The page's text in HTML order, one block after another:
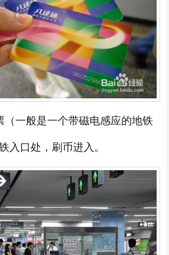
（一般是一个带磁电感应的地铁
入口处，刷币进入。